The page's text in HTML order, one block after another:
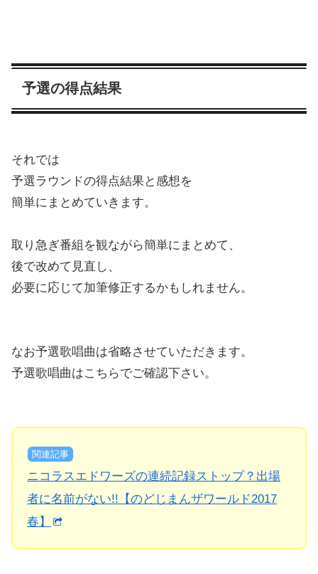
予選の得点結果
それでは
予選ラウンドの得点結果と感想を
簡単にまとめていきます。
取り急ぎ番組を観ながら簡単にまとめて、
後で改めて見直し、
必要に応じて加筆修正するかもしれません。
なお予選歌唱曲は省略させていただきます。
予選歌唱曲はこちらでご確認下さい。
関連記事
ニコラスエドワーズの連続記録ストップ？出場
者に名前がない!!【のどじまんザワールド2017
春】